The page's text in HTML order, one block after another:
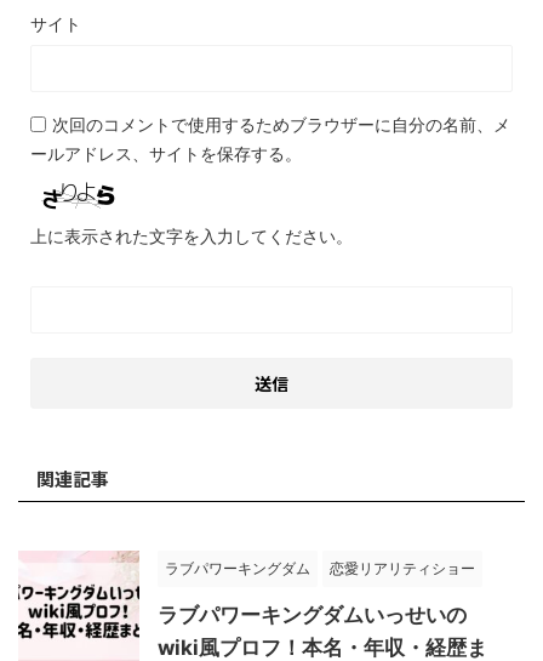
サイト
次回のコメントで使用するためブラウザーに自分の名前、メ
ールアドレス、サイトを保存する。
上に表示された文字を入力してください。
関連記事
ラブパワーキングダム 恋愛リアリティショー
ラブパワーキングダムいっせいの
wiki風プロフ！本名・年収・経歴ま